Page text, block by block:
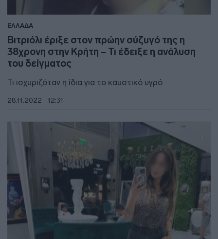
ΕΛΛΑΔΑ
Βιτριόλι έριξε στον πρώην σύζυγό της η
38χρονη στην Κρήτη – Τι έδειξε η ανάλυση
του δείγματος
Τι ισχυριζόταν η ίδια για το καυστικό υγρό
28.11.2022 - 12:31